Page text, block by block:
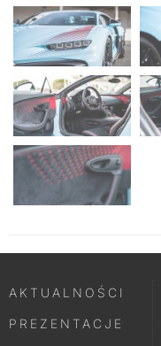
AKTUALNOŚCI
PREZENTACJE